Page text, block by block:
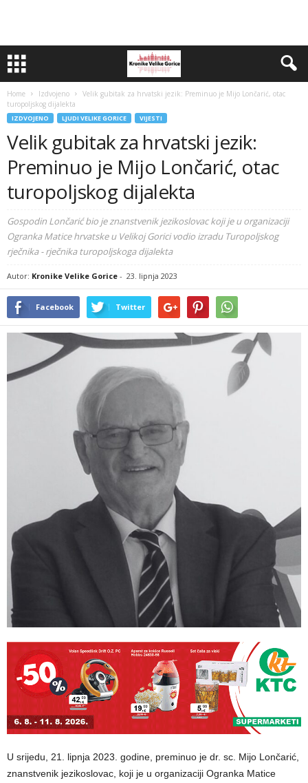
Home Izdvojeno
Velik gubitak za hrvatski jezik: Preminuo je Mijo Lončarić, otac
turopoljskog dijalekta
IZDVOJENO LJUDI VELIKE GORICE VIJESTI
Velik gubitak za hrvatski jezik:
Preminuo je Mijo Lončarić, otac
turopoljskog dijalekta
Gospodin Lončarić bio je znanstvenik jezikoslovac koji je u organizaciji
Ogranka Matice hrvatske u Velikoj Gorici vodio izradu Turopoljskog
rječnika - rječnika turopoljskoga dijalekta
Autor: Kronike Velike Gorice - 23. lipnja 2023
Facebook Twitter
U srijedu, 21. lipnja 2023. godine, preminuo je dr. sc. Mijo Lončarić,
znanstvenik jezikoslovac, koji je u organizaciji Ogranka Matice